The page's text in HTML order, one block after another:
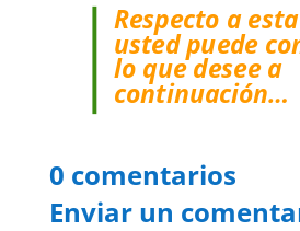
Respecto a
usted puede
lo que desee a
continuación…
0 comentarios
Enviar un